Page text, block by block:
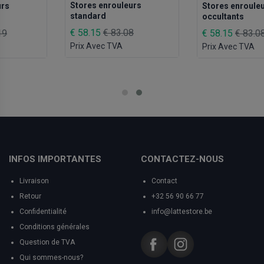
Stores enrouleurs
€ 83.08
Stores enrouleurs
€ 83.08
INFOS IMPORTANTES
Livraison
Retour
Confidentialité
Conditions générales
Question de TVA
Qui sommes-nous?
CONTACTEZ-NOUS
Contact
+32 56 90 66 77
info@lattestore.be